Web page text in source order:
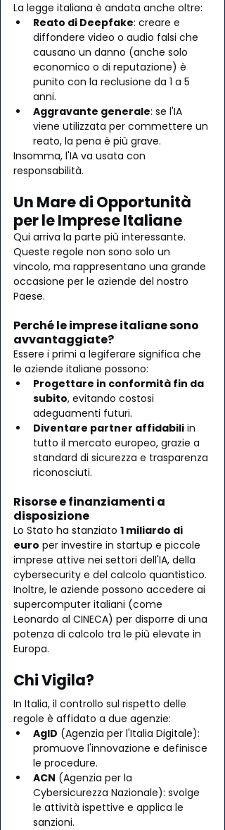
La legge italiana è andata anche oltre:
Reato di Deepfake: creare e
diffondere video o audio falsi che
causano un danno (anche solo
economico o di reputazione) è
punito con la reclusione da 1 a 5
anni.
Aggravante generale: se l'IA
viene utilizzata per commettere un
reato, la pena è più grave.
Insomma, l'IA va usata con
responsabilità.
Un Mare di Opportunità
per le Imprese Italiane
Qui arriva la parte più interessante.
Queste regole non sono solo un
vincolo, ma rappresentano una grande
occasione per le aziende del nostro
Paese.
Perché le imprese italiane sono
avvantaggiate?
Essere i primi a legiferare significa che
le aziende italiane possono:
Progettare in conformità fin da
subito, evitando costosi
adeguamenti futuri.
Diventare partner affidabili in
tutto il mercato europeo, grazie a
standard di sicurezza e trasparenza
riconosciuti.
Risorse e finanziamenti a
disposizione
Lo Stato ha stanziato 1 miliardo di
euro per investire in startup e piccole
imprese attive nei settori dell'IA, della
cybersecurity e del calcolo quantistico.
Inoltre, le aziende possono accedere ai
supercomputer italiani (come
Leonardo al CINECA) per disporre di una
potenza di calcolo tra le più elevate in
Europa.
Chi Vigila?
In Italia, il controllo sul rispetto delle
regole è affidato a due agenzie:
AgID (Agenzia per l'Italia Digitale):
promuove l'innovazione e definisce
le procedure.
ACN (Agenzia per la
Cybersicurezza Nazionale): svolge
le attività ispettive e applica le
sanzioni.